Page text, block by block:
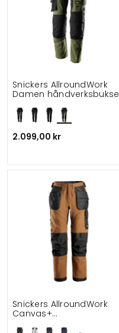
Snickers AllroundWork
Damen håndverksbukse
2.099,00 kr
Snickers AllroundWork
Canvas+